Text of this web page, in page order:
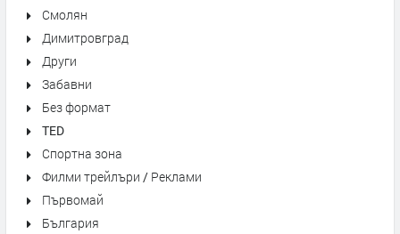
Смолян
Димитровград
Други
Забавни
Без формат
TED
Спортна зона
Филми трейлъри / Реклами
Първомай
България